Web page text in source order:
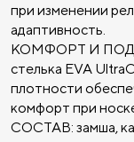
при изменении
адаптивность.
КОМФОРТ И
стелька EVA
плотности
комфорт при
СОСТАВ: замша,